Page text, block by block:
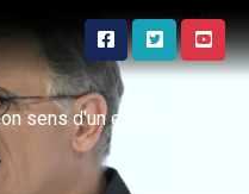
sens d'un esclave !